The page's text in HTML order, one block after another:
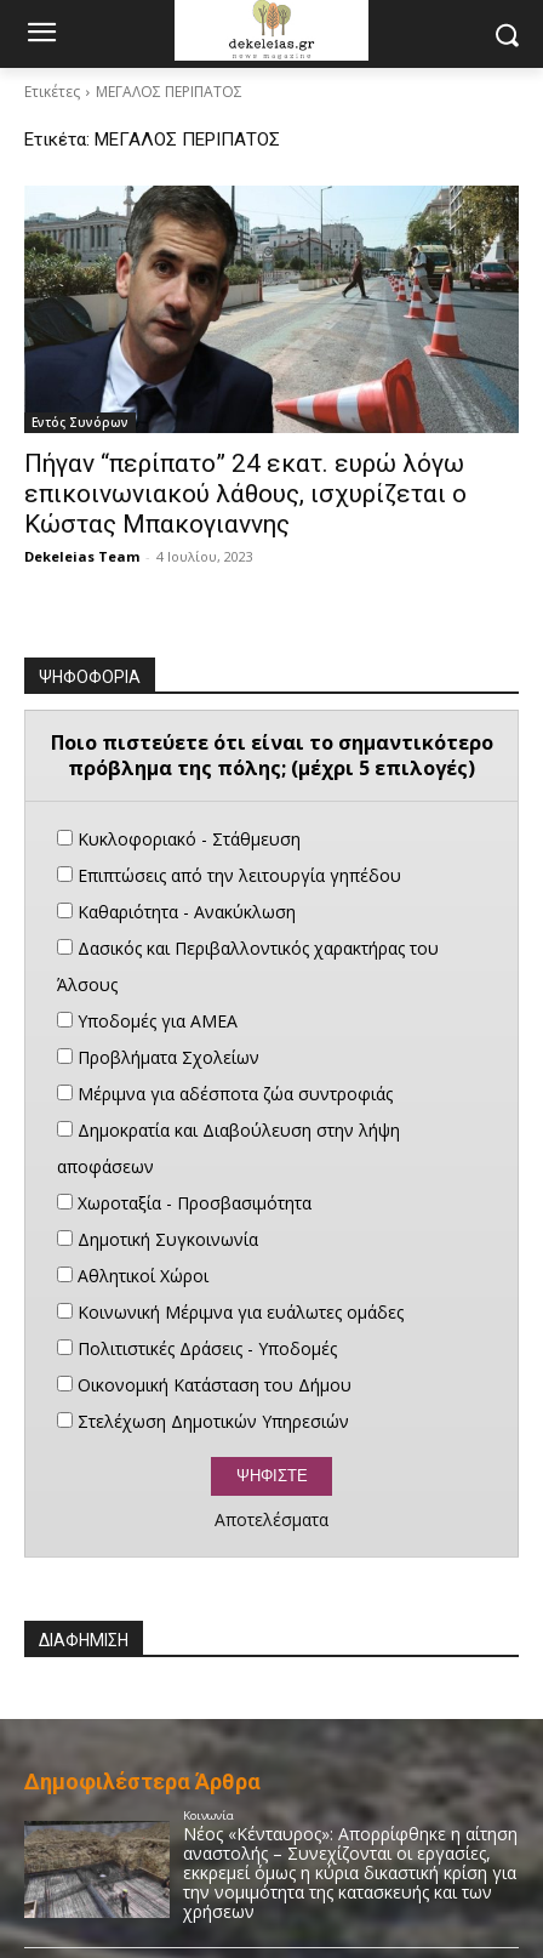
Ετικέτες ΜΕΓΑΛΟΣ ΠΕΡΙΠΑΤΟΣ
Ετικέτα: ΜΕΓΑΛΟΣ ΠΕΡΙΠΑΤΟΣ
Εντός Συνόρων
Πήγαν “περίπατο” 24 εκατ. ευρώ λόγω
επικοινωνιακού λάθους, ισχυρίζεται ο
Κώστας Μπακογιαννης
Dekeleias Team - 4 Ιουλίου, 2023
ΨΗΦΟΦΟΡΙΑ
Ποιο πιστεύετε ότι είναι το σημαντικότερο
πρόβλημα της πόλης; (μέχρι 5 επιλογές)
Κυκλοφοριακό - Στάθμευση
Επιπτώσεις από την λειτουργία γηπέδου
Καθαριότητα - Ανακύκλωση
Δασικός και Περιβαλλοντικός χαρακτήρας του
Άλσους
Υποδομές για ΑΜΕΑ
Προβλήματα Σχολείων
Μέριμνα για αδέσποτα ζώα συντροφιάς
Δημοκρατία και Διαβούλευση στην λήψη
αποφάσεων
Χωροταξία - Προσβασιμότητα
Δημοτική Συγκοινωνία
Αθλητικοί Χώροι
Κοινωνική Μέριμνα για ευάλωτες ομάδες
Πολιτιστικές Δράσεις - Υποδομές
Οικονομική Κατάσταση του Δήμου
Στελέχωση Δημοτικών Υπηρεσιών
Αποτελέσματα
ΔΙΑΦΗΜΙΣΗ
Δημοφιλέστερα Άρθρα